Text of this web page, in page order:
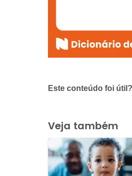
Este conteúdo foi útil?
Este conteúdo
Este conteúdo não
Outro
Veja também